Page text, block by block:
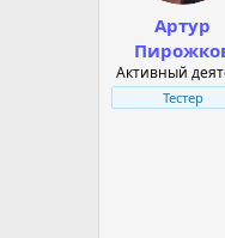
Артур
Активный
Тестер